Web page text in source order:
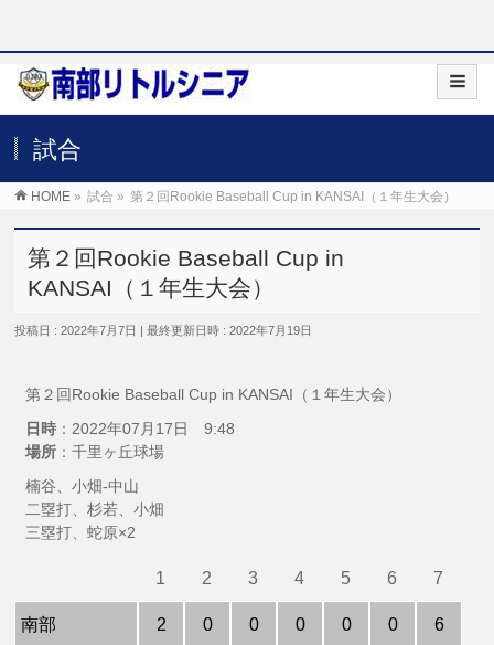
試合
HOME » 試合 » 第２回Rookie Baseball Cup in KANSAI（１年生大会）
第２回Rookie Baseball Cup in
KANSAI（１年生大会）
投稿日 : 2022年7月7日 最終更新日時 : 2022年7月19日
第２回Rookie Baseball Cup in KANSAI（１年生大会）
日時 ：2022年07月17日 9:48
場所 ：千里ヶ丘球場
楠谷、小畑-中山
二塁打、杉若、小畑
三塁打、蛇原×2
南部
1
2
2
0
3
0
4
0
5
0
6
0
7
6